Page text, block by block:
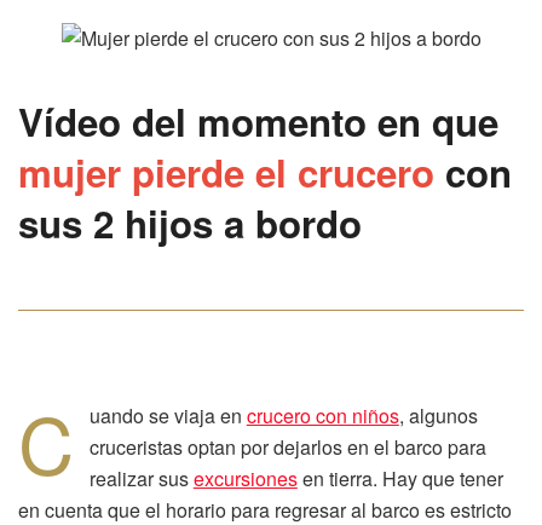
Vídeo del momento en que
mujer pierde el crucero con
sus 2 hijos a bordo
C uando se viaja en crucero con niños, algunos
cruceristas optan por dejarlos en el barco para
realizar susexcursionesen tierra. Hay que tener
en cuenta que el horario para regresar al barco es estricto